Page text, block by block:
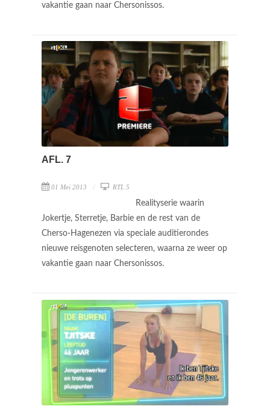
vakantie gaan naar Chersonissos.
AFL. 7
01 Mei 2013 RTL 5
Realityserie waarin
Jokertje, Sterretje, Barbie en de rest van de
Cherso-Hagenezen via speciale auditierondes
nieuwe reisgenoten selecteren, waarna ze weer op
vakantie gaan naar Chersonissos.